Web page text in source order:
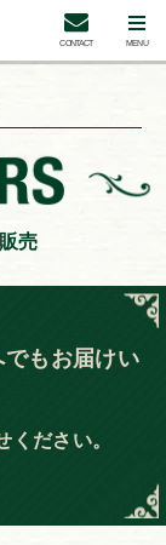
CONTACT MENU
売
もお届けい
ださい。